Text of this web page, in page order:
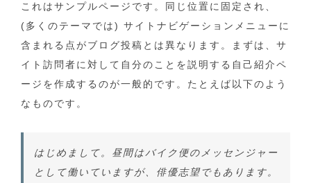
これはサンプルページです。同じ位置に固定され、
(多くのテーマでは) サイトナビゲーションメニューに
含まれる点がブログ投稿とは異なります。まずは、サ
イト訪問者に対して自分のことを説明する自己紹介ペ
ージを作成するのが一般的です。たとえば以下のよう
なものです。
はじめまして。昼間はバイク便のメッセンジャー
として働いていますが、俳優志望でもあります。